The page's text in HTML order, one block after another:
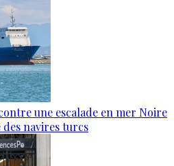
une escalade en mer Noire
des navires turcs